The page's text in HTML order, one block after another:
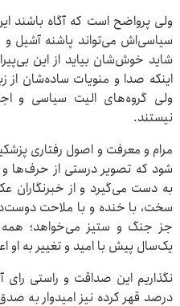
ولی پرواضح است که آگاه باشند
سیاسی‌اش می‌تواند پاشنه آشیل
شاید خوش‌شان بیاید از این
اینکه صدا و منویات ساده‌شان
ولی گروه‌های الیت سیاسی و
نیستند.
مرام و معرفت و اصول رفتاری
شود که تصویر درستی از حرف‌ها
به دست می‌گیرد و از
سخت، با خنده و با ملاحت
جز جنگ و ستیز می‌خواهد؛
یک‌سال پیش با امید و تغییر به او
درصد قهر کرده نیز امیدوار به